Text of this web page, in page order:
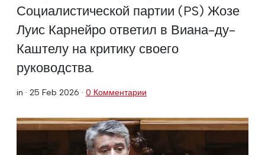
Социалистической партии (PS) Жозе
Луис Карнейро ответил в Виана-ду-
Каштелу на критику своего
руководства.
in · 25 Feb 2026 · 0 Комментарии